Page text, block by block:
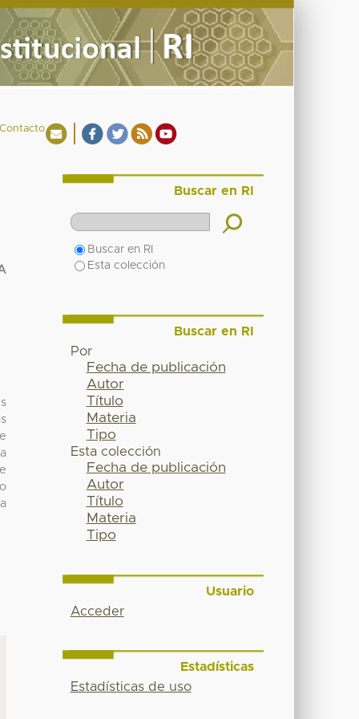
Buscar en RI
Buscar en RI
Esta colección
Buscar en RI
Por
Fecha de publicación
Autor
Título
Materia
Tipo
Esta colección
Fecha de publicación
Autor
Título
Materia
Tipo
Usuario
Acceder
Estadísticas
Estadísticas de uso